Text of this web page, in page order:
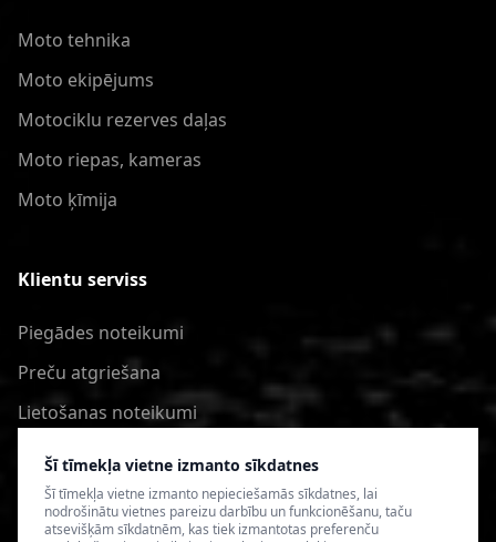
Šī tīmekļa vietne izmanto sīkdatnes
Šī tīmekļa vietne izmanto nepieciešamās sīkdatnes, lai
nodrošinātu vietnes pareizu darbību un funkcionēšanu, taču
atsevišķām sīkdatnēm, kas tiek izmantotas preferenču
Moto tehnika
Moto ekipējums
Motociklu rezerves daļas
Moto riepas, kameras
Moto ķīmija
Klientu serviss
Piegādes noteikumi
Preču atgriešana
Lietošanas noteikumi
Privātuma politika